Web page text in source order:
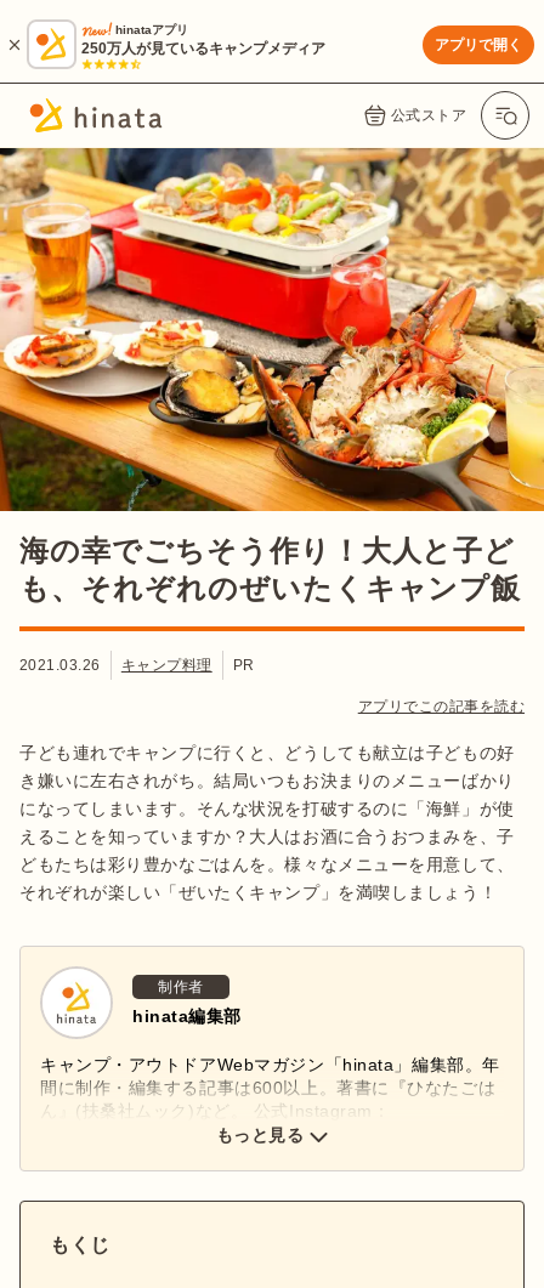
hinataアプリ
250万人が見ているキャンプメディア アプリで開く
公式ストア
海の幸でごちそう作り！大人と子ど
も、それぞれのぜいたくキャンプ飯
2021.03.26 キャンプ料理 PR
アプリでこの記事を読む
子ども連れでキャンプに行くと、どうしても献立は子どもの好
き嫌いに左右されがち。結局いつもお決まりのメニューばかり
になってしまいます。そんな状況を打破するのに「海鮮」が使
えることを知っていますか？大人はお酒に合うおつまみを、子
どもたちは彩り豊かなごはんを。様々なメニューを用意して、
それぞれが楽しい「ぜいたくキャンプ」を満喫しましょう！
制作者
hinata編集部
キャンプ・アウトドアWebマガジン「hinata」編集部。年
間に制作・編集する記事は600以上。著書に『ひなたごは
ん』(扶桑社ムック)など。 公式Instagram：
もっと見る
もくじ